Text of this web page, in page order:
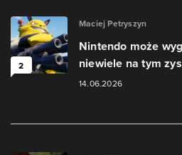
2
Maciej Petryszyn
Nintendo może
niewiele na tym
14.06.2026